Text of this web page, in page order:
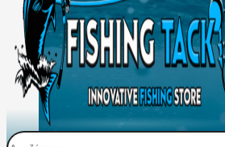
Αναζήτηση